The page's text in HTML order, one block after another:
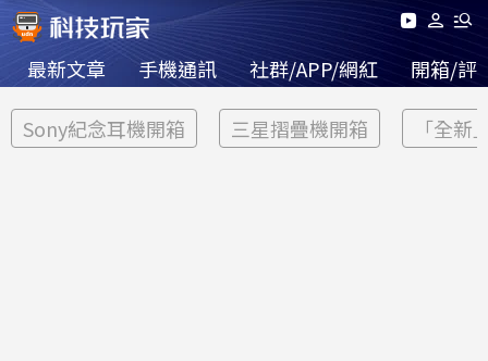
最新文章 手機通訊 社群/APP/網紅 開箱/評
Sony紀念耳機開箱 三星摺疊機開箱 「全新